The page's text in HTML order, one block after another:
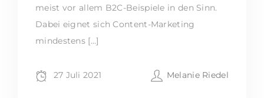
meist vor allem B2C-Beispiele in den Sinn.
Dabei eignet sich Content-Marketing
mindestens […]
27 Juli 2021 Melanie Riedel